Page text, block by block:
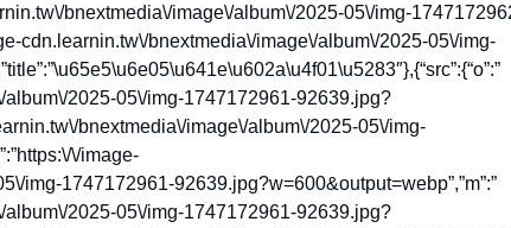
bnextmedia\/image\/album\/2025-05\/img-
cdn.learnin.tw\/bnextmedia\/image\/album\/2025-05\/img-
2025-05\/img-1747172961-92639.jpg?
bnextmedia\/image\/album\/2025-05\/img-
\/image-
img-1747172961-92639.jpg?w=600&output=webp”,”m”:”
2025-05\/img-1747172961-92639.jpg?